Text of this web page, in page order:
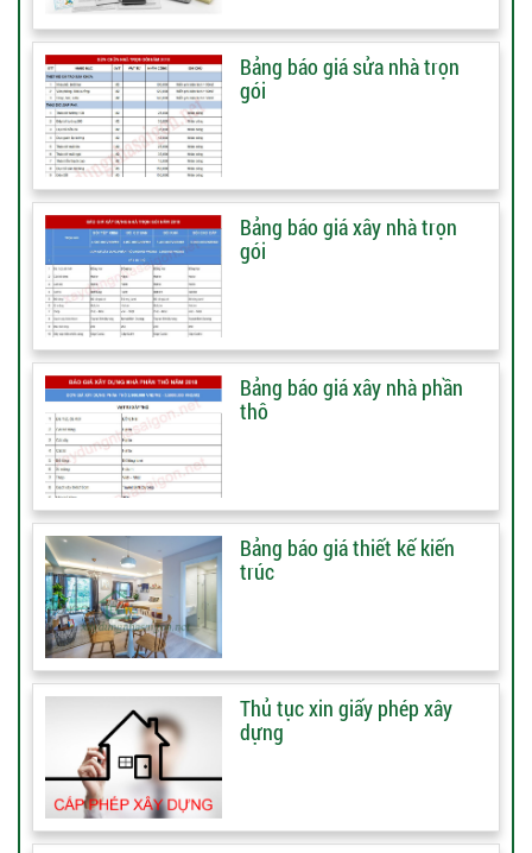
Bảng báo giá sửa nhà trọn
gói
Bảng báo giá xây nhà trọn
gói
Bảng báo giá xây nhà phần
thô
Bảng báo giá thiết kế kiến
trúc
Thủ tục xin giấy phép xây
dựng